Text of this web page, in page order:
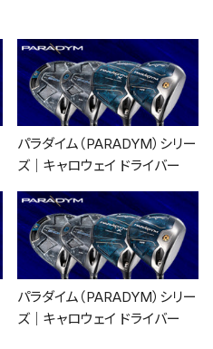
パラダイム（PARADYM）シリー
ズ｜キャロウェイ ドライバー
パラダイム（PARADYM）シリー
ズ｜キャロウェイ ドライバー